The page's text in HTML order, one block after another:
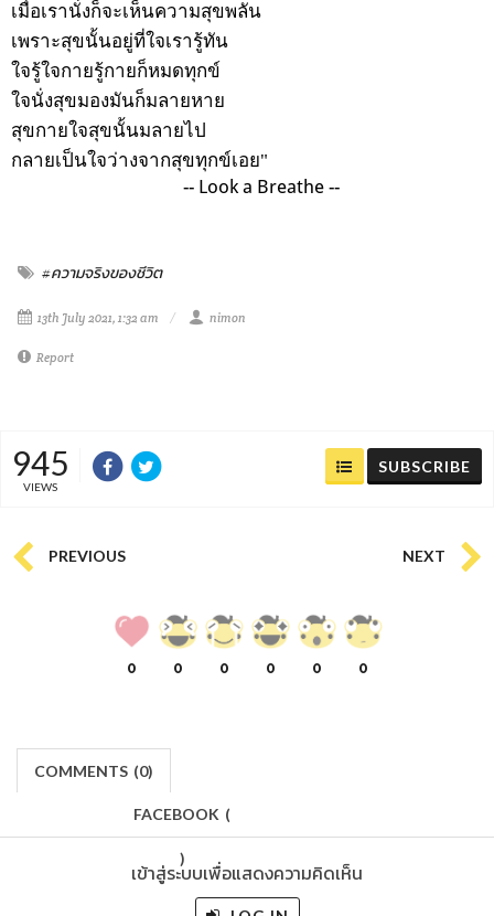
เมื่อเรานั่งก็จะเห็นความสุขพลัน
เพราะสุขนั้นอยู่ที่ใจเรารู้ทัน
ใจรู้ใจกายรู้กายก็หมดทุกข์
ใจนั่งสุขมองมันก็มลายหาย
สุขกายใจสุขนั้นมลายไป
กลายเป็นใจว่างจากสุขทุกข์เอย"
-- Look a Breathe --
#ความจริงของชีวิต
13th July 2021, 1:32 am nimon
Report
945
VIEWS
SUBSCRIBE
PREVIOUS NEXT
0 0 0 0 0 0
COMMENTS (0)
FACEBOOK (
)
เข้าสู่ระบบเพื่อแสดงความคิดเห็น